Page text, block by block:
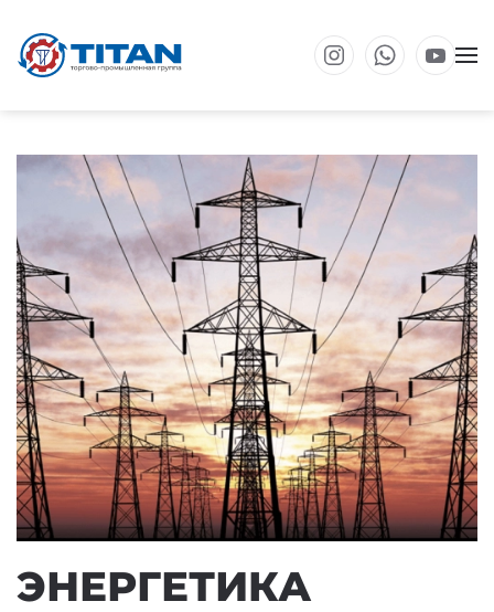
Перейти к основному содержанию
ЭНЕРГЕТИКА